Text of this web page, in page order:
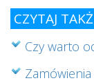
CZYTAJ
Czy warto